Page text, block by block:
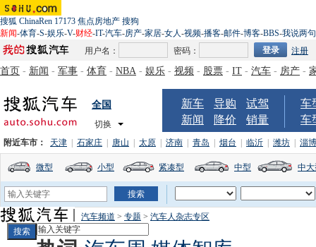
搜狐 ChinaRen 17173 焦点房地产 搜狗
新闻-体育-S-娱乐-V-财经-IT-汽车-房产-家居-女人-视频-播客-邮件-博客-BBS-我说两句
用户名：
密码： 注册
首页 - 新闻 - 军事 - 体育 - NBA - 娱乐 - 视频 - 股票 - IT - 汽车 - 房产 -
全国
切换
新车 导购
试驾
新闻
降价 销量
车
车
附近车市： 天津 石家庄 唐山 太原 济南 青岛 烟台 临沂 潍坊 淄博
微型 小型 紧凑型 中型 中
汽车频道 > 专题 > 汽车人杂志专区